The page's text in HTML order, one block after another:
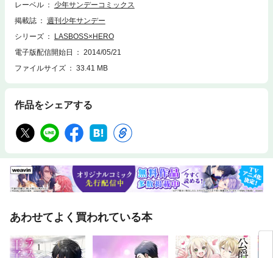
レーベル
少年サンデーコミックス
掲載誌
週刊少年サンデー
シリーズ
LASBOSS×HERO
電子版配信開始日
2014/05/21
ファイルサイズ
33.41 MB
作品をシェアする
あわせてよく買われている本